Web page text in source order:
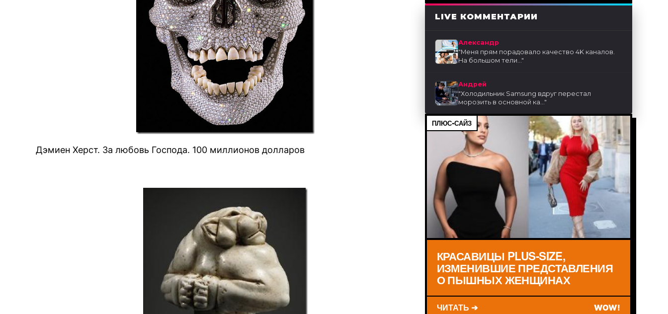
Дэмиен Херст. За любовь Господа. 100 миллионов долларов
LIVE КОММЕНТАРИИ
Александр
"Меня прям порадовало качество 4K каналов.
На большом тели..."
Андрей
"Холодильник Samsung вдруг перестал
морозить в основной ка..."
ПЛЮС-САЙЗ
КРАСАВИЦЫ PLUS-SIZE,
ИЗМЕНИВШИЕ ПРЕДСТАВЛЕНИЯ
О ПЫШНЫХ ЖЕНЩИНАХ
ЧИТАТЬ ➔ WOW!